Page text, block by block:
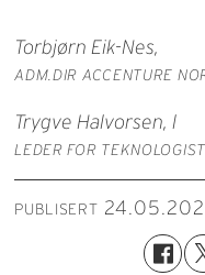
Torbjørn Eik-Nes,
ADM.DIR ACCENTURE
Trygve Halvorsen, l
LEDER FOR
PUBLISERT